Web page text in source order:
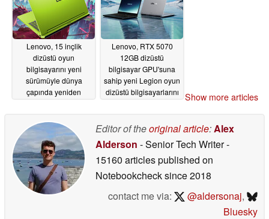
Lenovo, 15 inçlik
dizüstü oyun
bilgisayarını yeni
sürümüyle dünya
çapında yeniden
Lenovo, RTX 5070
12GB dizüstü
bilgisayar GPU'suna
sahip yeni Legion oyun
dizüstü bilgisayarlarını
Show more articles
Editor of theoriginal article: Alex
Alderson - Senior Tech Writer-
15160 articles published on
Notebookchecksince 2018
contact me via:
@aldersonaj,
Bluesky